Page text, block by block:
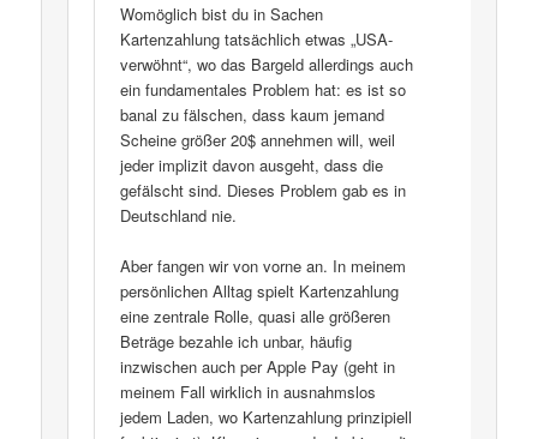
Womöglich bist du in Sachen
Kartenzahlung tatsächlich etwas „USA-
verwöhnt“, wo das Bargeld allerdings auch
ein fundamentales Problem hat: es ist so
banal zu fälschen, dass kaum jemand
Scheine größer 20$ annehmen will, weil
jeder implizit davon ausgeht, dass die
gefälscht sind. Dieses Problem gab es in
Deutschland nie.
Aber fangen wir von vorne an. In meinem
persönlichen Alltag spielt Kartenzahlung
eine zentrale Rolle, quasi alle größeren
Beträge bezahle ich unbar, häufig
inzwischen auch per Apple Pay (geht in
meinem Fall wirklich in ausnahmslos
jedem Laden, wo Kartenzahlung prinzipiell